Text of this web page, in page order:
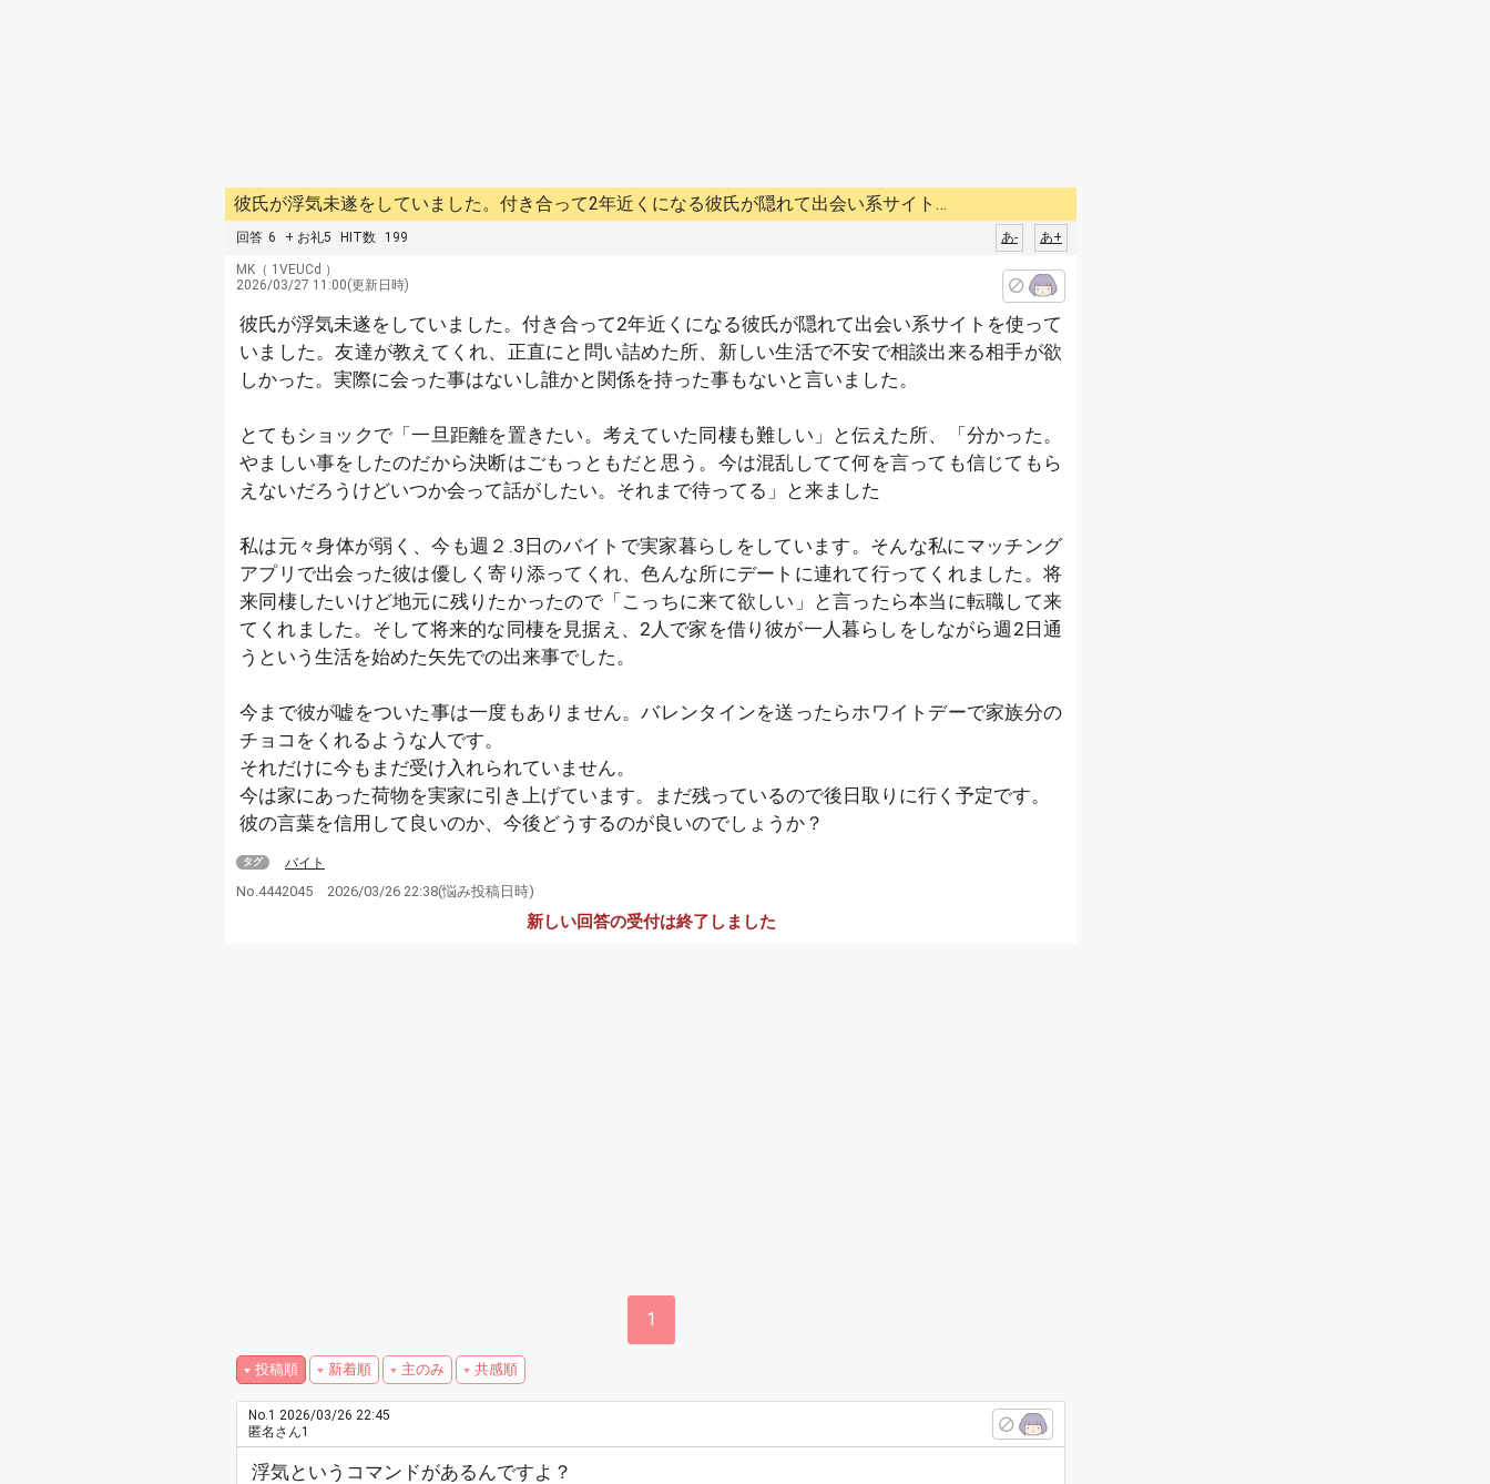
彼氏が浮気未遂をしていました。付き合って2年近くになる彼氏が隠れて出会い系サイト…
回答 6 + お礼5 HIT数 199 あ+
あ-
MK （ 1VEUCd ）
2026/03/27 11:00(更新日時)
彼氏が浮気未遂をしていました。付き合って2年近くになる彼氏が隠れて出会い系サイトを使って
いました。友達が教えてくれ、正直にと問い詰めた所、新しい生活で不安で相談出来る相手が欲
しかった。実際に会った事はないし誰かと関係を持った事もないと言いました。
とてもショックで「一旦距離を置きたい。考えていた同棲も難しい」と伝えた所、「分かった。
やましい事をしたのだから決断はごもっともだと思う。今は混乱してて何を言っても信じてもら
えないだろうけどいつか会って話がしたい。それまで待ってる」と来ました
私は元々身体が弱く、今も週２.3日のバイトで実家暮らしをしています。そんな私にマッチング
アプリで出会った彼は優しく寄り添ってくれ、色んな所にデートに連れて行ってくれました。将
来同棲したいけど地元に残りたかったので「こっちに来て欲しい」と言ったら本当に転職して来
てくれました。そして将来的な同棲を見据え、2人で家を借り彼が一人暮らしをしながら週2日通
うという生活を始めた矢先での出来事でした。
今まで彼が嘘をついた事は一度もありません。バレンタインを送ったらホワイトデーで家族分の
チョコをくれるような人です。
それだけに今もまだ受け入れられていません。
今は家にあった荷物を実家に引き上げています。まだ残っているので後日取りに行く予定です。
彼の言葉を信用して良いのか、今後どうするのが良いのでしょうか？
タグ バイト
No.4442045 2026/03/26 22:38(悩み投稿日時)
新しい回答の受付は終了しました
1
投稿順 新着順 主のみ 共感順
No.1 2026/03/26 22:45
匿名さん1
浮気というコマンドがあるんですよ？